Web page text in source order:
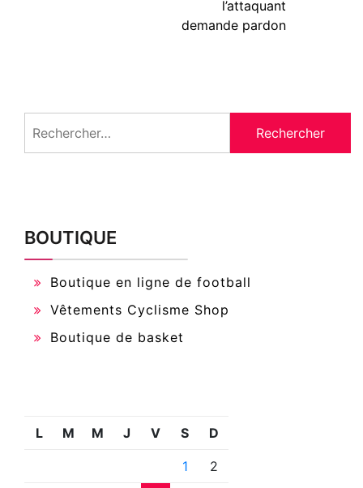
l’attaquant
demande pardon
BOUTIQUE
Boutique en ligne de football
Vêtements Cyclisme Shop
Boutique de basket
L M M J V S D
1 2